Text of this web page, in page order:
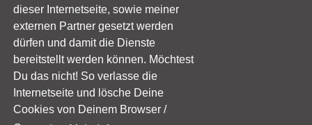
dieser Internetseite, sowie meiner
externen Partner gesetzt werden
dürfen und damit die Dienste
bereitstellt werden können. Möchtest
Du das nicht! So verlasse die
Internetseite und lösche Deine
Cookies von Deinem Browser /
abonnieren
*Die gemachten Angaben, sowie angezeigten Preise sind ohne Gewähr von
Richtigkeit - Vollständigkeit. Alle Preise verstehen sich ggf. exkl. 19% MwSt.
ggf. zzgl. Versandkosten und oder inkl. 19% MwSt. Alle Produkte / Angebote
der externen Onlineshops die angezeigt werden, verlinken auf die jeweilige
Internetseite des Produktanbieters! Dort können Sie Ihr Produkt erwerben /
kaufen. Preisvergleich auf Affiliate Basis. Es werden nicht alle Onlineshops